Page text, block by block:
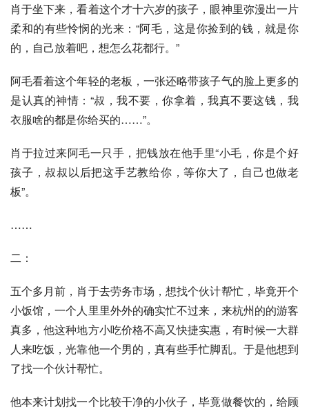
肖于坐下来，看着这个才十六岁的孩子，眼神里弥漫出一片
柔和的有些怜悯的光来：“阿毛，这是你捡到的钱，就是你
的，自己放着吧，想怎么花都行。”
阿毛看着这个年轻的老板，一张还略带孩子气的脸上更多的
是认真的神情：“叔，我不要，你拿着，我真不要这钱，我
衣服啥的都是你给买的……”。
肖于拉过来阿毛一只手，把钱放在他手里“小毛，你是个好
孩子，叔叔以后把这手艺教给你，等你大了，自己也做老
板”。
……
二：
五个多月前，肖于去劳务市场，想找个伙计帮忙，毕竟开个
小饭馆，一个人里里外外的确实忙不过来，来杭州的的游客
真多，他这种地方小吃价格不高又快捷实惠，有时候一大群
人来吃饭，光靠他一个男的，真有些手忙脚乱。于是他想到
了找一个伙计帮忙。
他本来计划找一个比较干净的小伙子，毕竟做餐饮的，给顾